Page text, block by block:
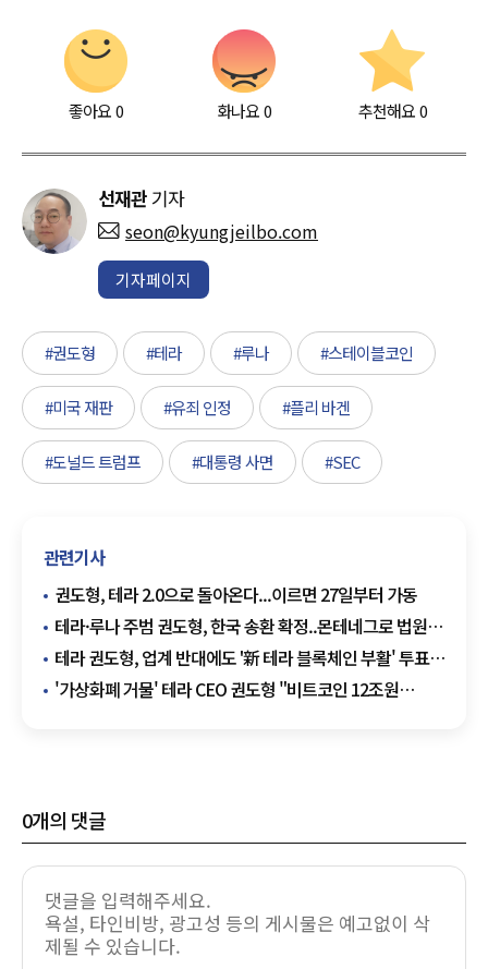
좋아요0 화나요0 추천해요 0
선재관 기자
seon@kyungjeilbo.com
기자페이지
#권도형 #테라 #루나 #스테이블코인
#미국 재판 #유죄 인정 #플리 바겐
#도널드 트럼프 #대통령 사면 #SEC
관련기사
권도형, 테라 2.0으로 돌아온다...이르면 27일부터 가동
테라·루나 주범 권도형, 한국 송환 확정..몬테네그로 법원
최종 판결
테라 권도형, 업계 반대에도 '新 테라 블록체인 부활' 투표
실시
'가상화폐 거물' 테라 CEO 권도형 "비트코인 12조원
0개의 댓글